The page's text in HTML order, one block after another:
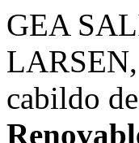
GEA
cabildo